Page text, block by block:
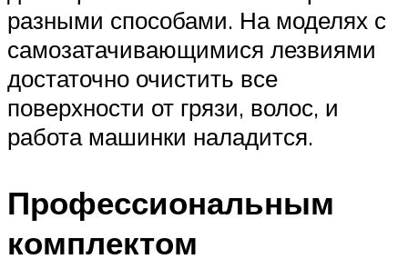
разными способами. На моделях с
самозатачивающимися лезвиями
достаточно очистить все
поверхности от грязи, волос, и
работа машинки наладится.
Профессиональным
комплектом